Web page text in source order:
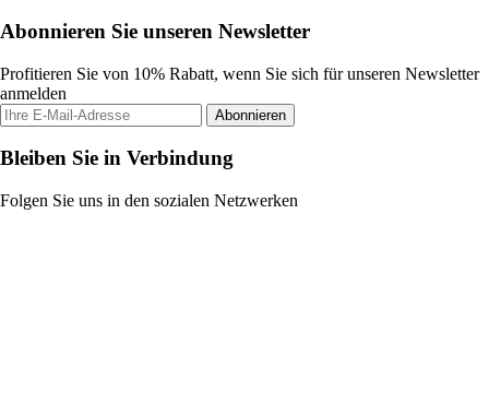
Abonnieren Sie unseren Newsletter
Profitieren Sie von 10% Rabatt, wenn Sie sich für unseren Newsletter
anmelden
Abonnieren
Bleiben Sie in Verbindung
Folgen Sie uns in den sozialen Netzwerken